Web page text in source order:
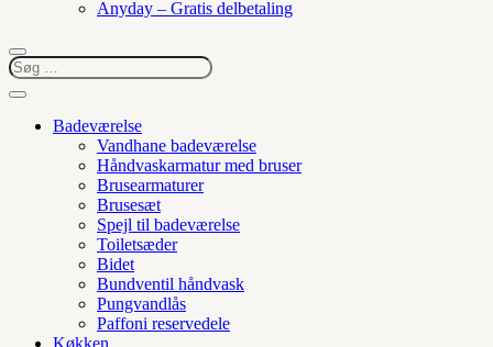
Anyday – Gratis delbetaling
Badeværelse
Vandhane badeværelse
Håndvaskarmatur med bruser
Brusearmaturer
Brusesæt
Spejl til badeværelse
Toiletsæder
Bidet
Bundventil håndvask
Pungvandlås
Paffoni reservedele
Køkken